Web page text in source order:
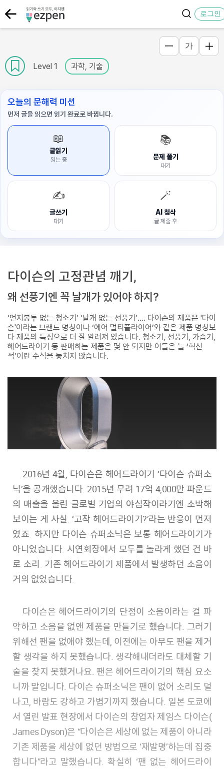
로그인
Level 1 과학, 기술
가
오늘의 문해력 미션
먼저 글을 읽으면 읽기 완료로 바뀝니다.
📖
글읽기
읽는 중
📚
문제 풀기
대기
✍️
글쓰기
대기
🪄
AI 첨삭
글 제출 후
다이슨의 고정관념 깨기,
왜 선풍기엔 꼭 날개가 있어야 하지?
‘먼지봉투 없는 청소기’ ‘날개 없는 선풍기’…. 다이슨의 제품은 '다이
슨'이라는 브랜드 명칭이나 ‘에어 멀티플라이어’와 같은 제품 명칭보
다 제품의 특징으로 더 잘 알려져 있습니다. 청소기, 선풍기, 가습기,
헤어드라이기 등 판매하는 제품은 몇 안 되지만 이들은 늘 ‘혁신
적’이란 수식을 놓치지 않습니다.
2016년 4월, 다이슨은 헤어드라이기 ‘다이슨 슈퍼소
닉’을 공개했습니다. 2015년 무려 17억 4,000만 파운드
의 매출을 올린 글로벌 기업의 야심작이라기엔 소박해
보이는 게 사실. ‘고작 헤어드라이기?’라는 반응이 먼저
였죠. 하지만 다이슨 슈퍼소닉은 보통 헤어드라이기가
아니었습니다. 시연회장에서 모두를 놀라게 했던 건 바
로 소리. 기존 헤어드라이기 제품에서 발생하던 소음이
거의 없었습니다.
다이슨은 헤어드라이기의 단점이 소음이라는 걸 파
악하고 소음을 없앤 제품을 만들기로 했습니다. 그러기
위해선 팬을 없애야 했는데, 이전에는 아무도 팬을 제거
할 생각을 하지 못했습니다. 생각해내더라도 대체할 기
술을 찾지 못했거나요. 팬은 헤어드라이기의 핵심 요소
니까 말입니다. 다이슨 슈퍼소닉은 팬이 없어 소리도 덜
나고, 바람도 강하고 가볍기까지 했습니다. 일본 도쿄에
서 열린 발표 현장에서 다이슨의 창업자 제임스 다이슨(​
James Dyson​)은 “다이슨은 세상에 없는 제품이 아니라
기존 제품을 세상에 없던 방법으로 ‘재발명’하는데 집중
합니다”라고 말했습니다. 확실히 ‘팬 없는 헤어드라이